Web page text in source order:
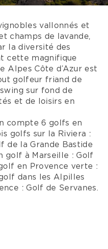
vallonnés et
champs de lavande,
la diversité des
cette magnifique
Alpes Côte d’Azur est
golfeur friand de
sur fond de
et de loisirs en
compte 6 golfs en
golfs sur la Riviera :
de la Grande Bastide
golf à Marseille : Golf
en Provence verte :
dans les Alpilles
: Golf de Servanes.